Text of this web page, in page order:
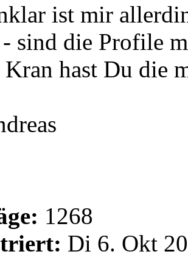
ist mir
sind die Profile
hast Du die
1268
Di 6. Okt